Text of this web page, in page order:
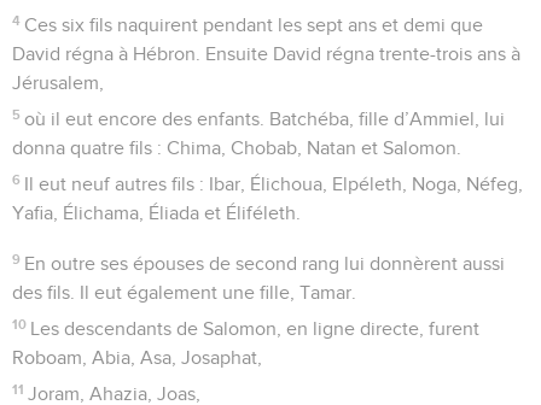
4 Ces six fils naquirent pendant les sept ans et demi que
David régna à Hébron. Ensuite David régna trente-trois ans à
Jérusalem,
5 où il eut encore des enfants. Batchéba, fille d’Ammiel, lui
donna quatre fils : Chima, Chobab, Natan et Salomon.
6 Il eut neuf autres fils : Ibar, Élichoua, Elpéleth, Noga, Néfeg,
Yafia, Élichama, Éliada et Éliféleth.
9 En outre ses épouses de second rang lui donnèrent aussi
des fils. Il eut également une fille, Tamar.
10 Les descendants de Salomon, en ligne directe, furent
Roboam, Abia, Asa, Josaphat,
11 Joram, Ahazia, Joas,